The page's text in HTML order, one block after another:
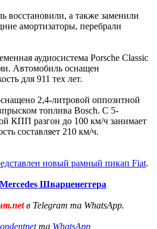
восстановили, а также заменили
амортизаторы, перебрали
аудиосистема Porsche Classic
Автомобиль оснащен
для 911 тех лет.
2,4-литровой оппозитной
топлива Bosch. С 5-
КПП разгон до 100 км/ч занимает
составляет 210 км/ч.
новый рамный пикап Fiat.
Шварценеггера
в Telegram та WhatsApp.
та WhatsApp